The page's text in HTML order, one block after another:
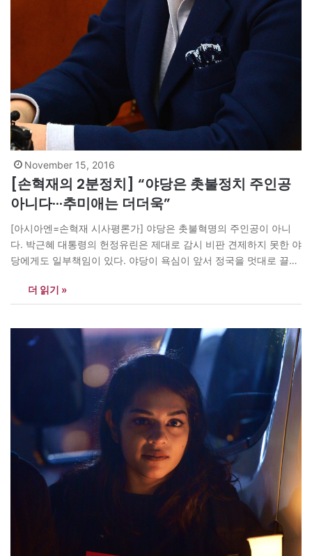
November 15, 2016
[손혁재의 2분정치] “야당은 촛불정치 주인공
아니다···추미애는 더더욱”
[아시아엔=손혁재 시사평론가] 야당은 촛불혁명의 주인공이 아니
다. 박근혜 대통령의 헌정유린은 제대로 감시 비판 견제하지 못한 야
당에게도 일부책임이 있다. 야당이 욕심이 앞서 정국을 멋대로 끌어
던 4.19 직후의 허정 과도내각수반같은 발상을 야당은 당장 그만두
어야 한다.
더 읽기 »